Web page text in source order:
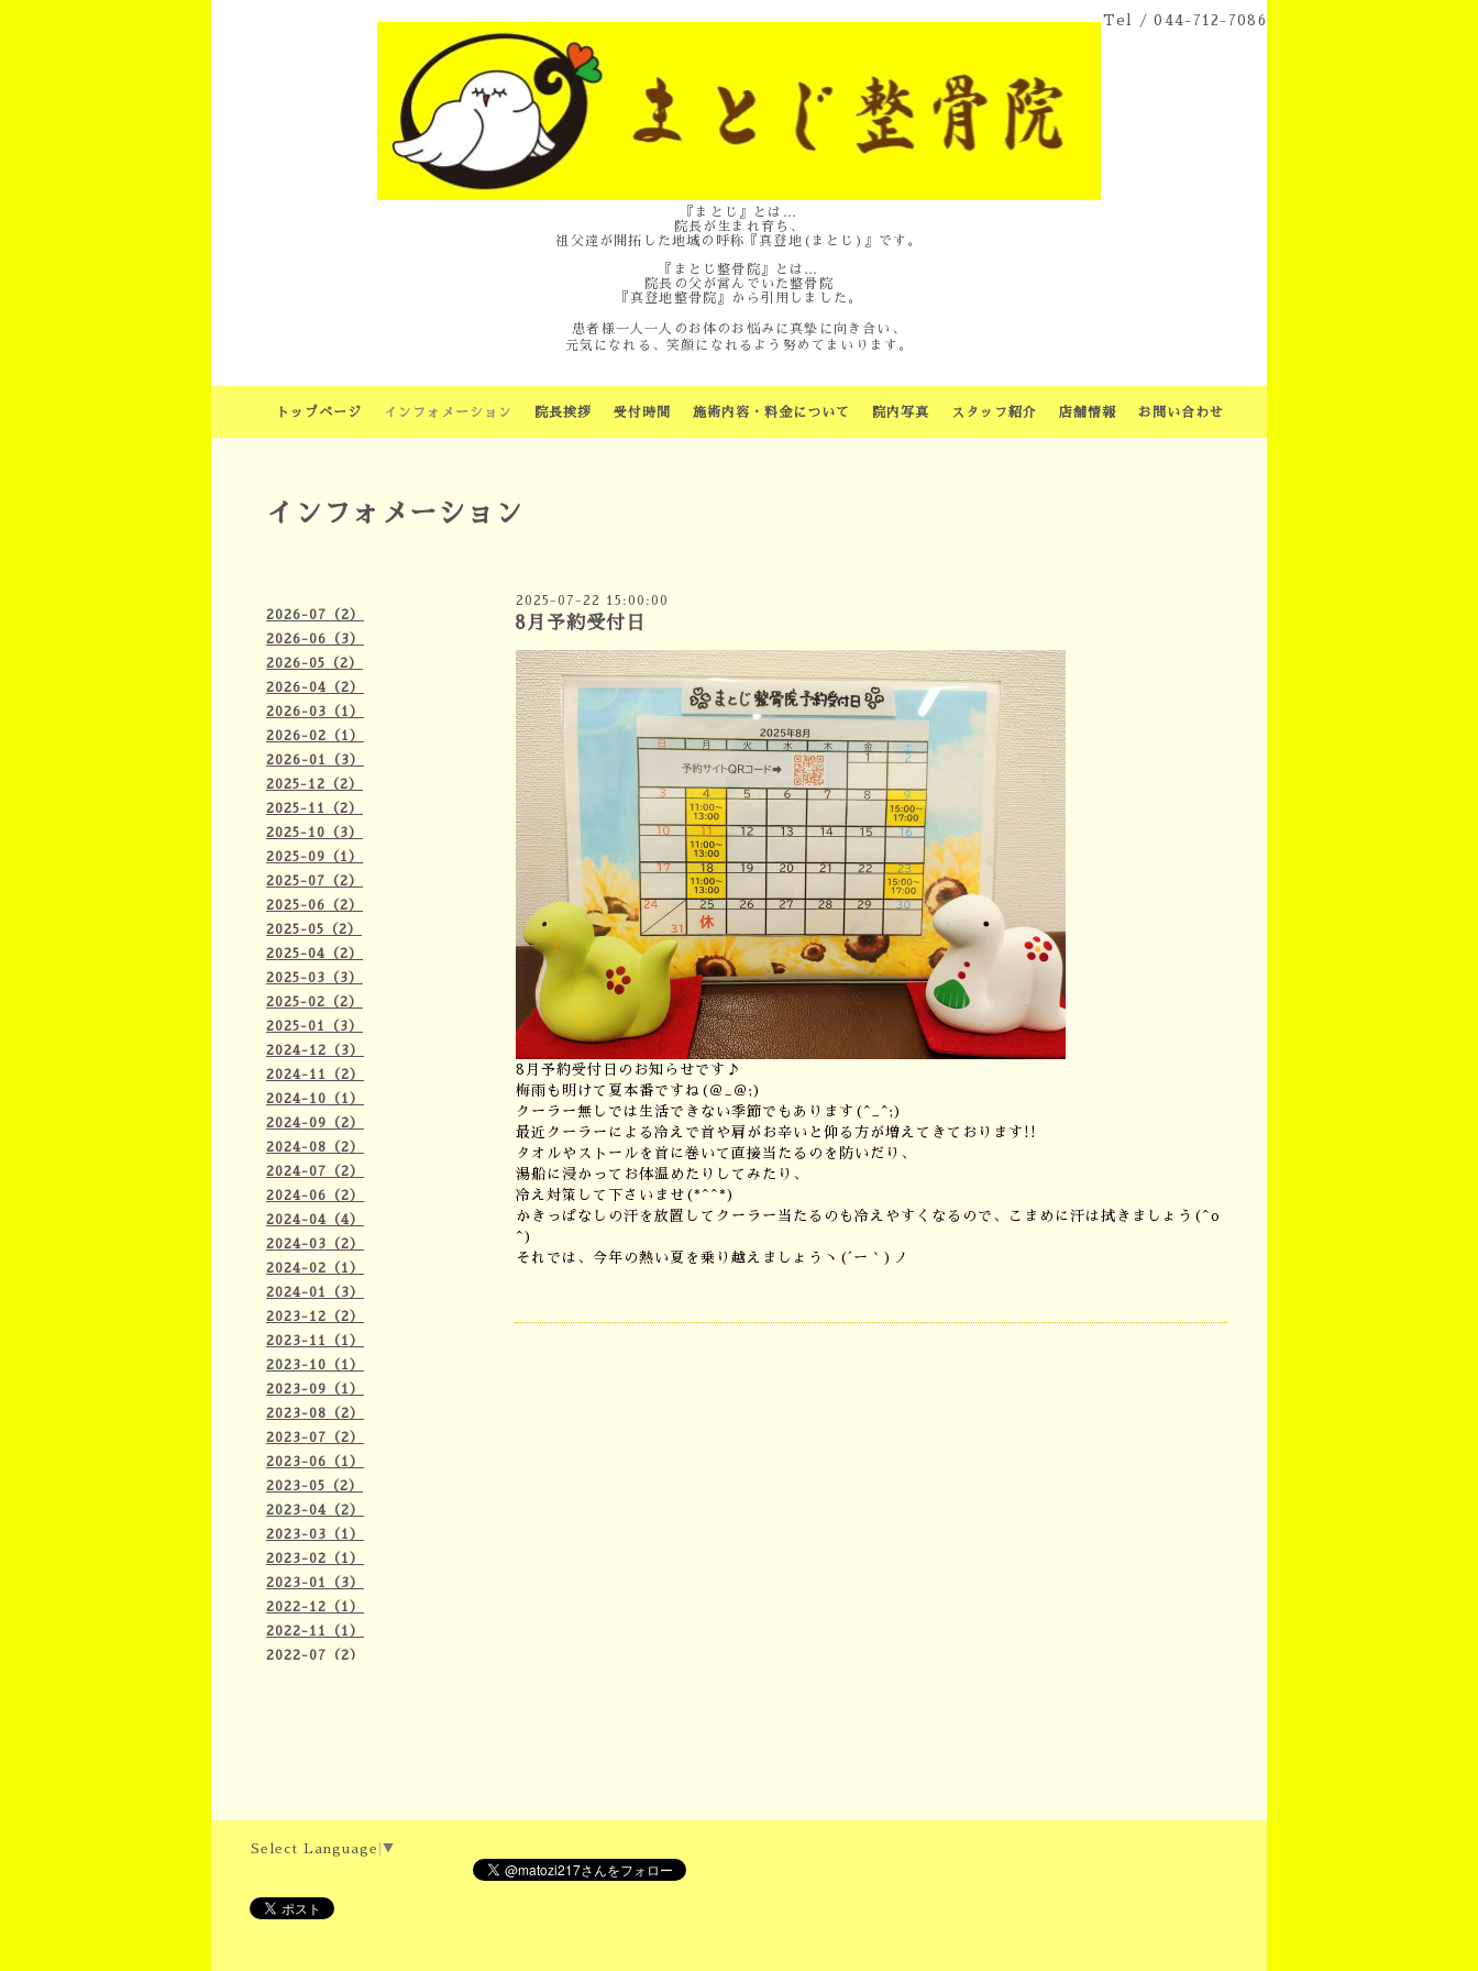
Tel /044-712-7086
『まとじ』とは…
院長が生まれ育ち、
祖父達が開拓した地域の呼称『真登地(まとじ)』です。
『まとじ整骨院』とは…
院長の父が営んでいた整骨院
『真登地整骨院』から引用しました。
患者様一人一人のお体のお悩みに真摯に向き合い、
元気になれる、笑顔になれるよう努めてまいります。
トップページ インフォメーション 院長挨拶 受付時間 施術内容・料金について 院内写真 スタッフ紹介 店舗情報 お問い合わせ
2026-07（2）
2026-06（3）
2026-05（2）
2026-04（2）
2026-03（1）
2026-02（1）
2026-01（3）
2025-12（2）
2025-11（2）
2025-10（3）
2025-09（1）
2025-07（2）
2025-06（2）
2025-05（2）
2025-04（2）
2025-03（3）
2025-02（2）
2025-01（3）
2024-12（3）
2024-11（2）
2024-10（1）
2024-09（2）
2024-08（2）
2024-07（2）
2024-06（2）
2024-04（4）
2024-03（2）
2024-02（1）
2024-01（3）
2023-12（2）
2023-11（1）
2023-10（1）
2023-09（1）
2023-08（2）
2023-07（2）
2023-06（1）
2023-05（2）
2023-04（2）
2023-03（1）
2023-02（1）
2023-01（3）
2022-12（1）
2022-11（1）
2022-07（2）
インフォメーション
2025-07-22 15:00:00
8月予約受付日
8月予約受付日のお知らせです♪
梅雨も明けて夏本番ですね(＠_＠;)
クーラー無しでは生活できない季節でもあります(^_^;)
最近クーラーによる冷えで首や肩がお辛いと仰る方が増えてきております!!
タオルやストールを首に巻いて直接当たるのを防いだり、
湯船に浸かってお体温めたりしてみたり、
冷え対策して下さいませ(*^^*)
かきっぱなしの汗を放置してクーラー当たるのも冷えやすくなるので、こまめに汗は拭きましょう(^o
^)
それでは、今年の熱い夏を乗り越えましょうヽ(´ー｀)ノ
Select Language ▼